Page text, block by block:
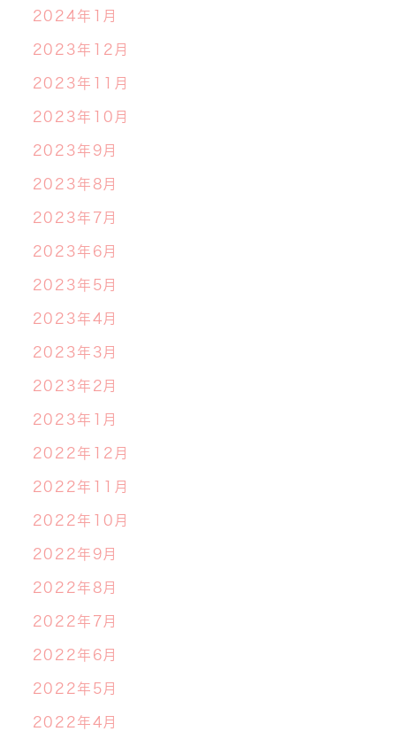
2024年1月
2023年12月
2023年11月
2023年10月
2023年9月
2023年8月
2023年7月
2023年6月
2023年5月
2023年4月
2023年3月
2023年2月
2023年1月
2022年12月
2022年11月
2022年10月
2022年9月
2022年8月
2022年7月
2022年6月
2022年5月
2022年4月